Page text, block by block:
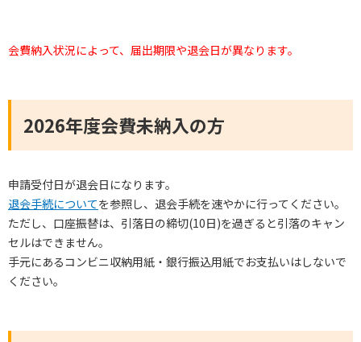
会費納入状況によって、届出期限や退会日が異なります。
2026年度会費未納入の方
申請受付日が退会日になります。
退会手続についてを参照し、退会手続を速やかに行ってください。
ただし、口座振替は、引落日の締切(10日)を過ぎると引落のキャン
セルはできません。
手元にあるコンビニ収納用紙・銀行振込用紙でお支払いはしないで
ください。